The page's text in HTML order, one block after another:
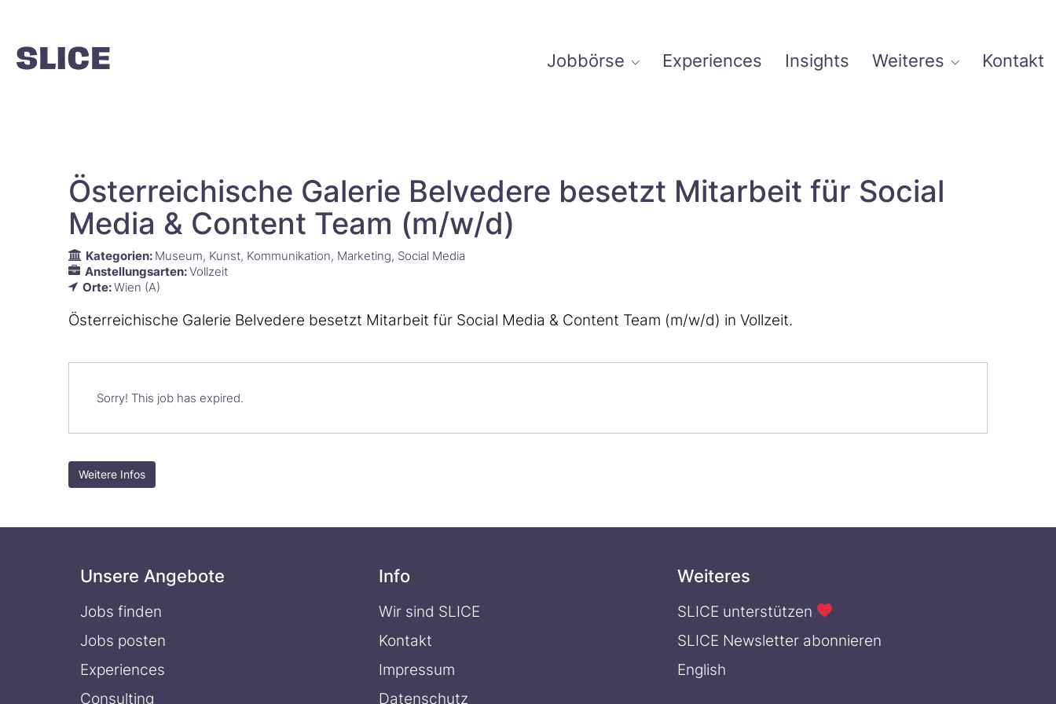
Jobbörse Experiences Insights Weiteres Kontakt
Österreichische Galerie Belvedere besetzt Mitarbeit für Social
Media & Content Team (m/w/d)
Kategorien: Museum Kunst Kommunikation Marketing Social Media
Anstellungsarten:Vollzeit
Orte:Wien (A)
Österreichische Galerie Belvedere besetzt Mitarbeit für Social Media & Content Team (m/w/d) in Vollzeit.
Sorry! This job has expired.
Weitere Infos
Unsere Angebote
Jobs finden
Jobs posten
Experiences
Consulting
Info
Wir sind SLICE
Kontakt
Impressum
Datenschutz
Weiteres
SLICE unterstützen
SLICE Newsletter abonnieren
English